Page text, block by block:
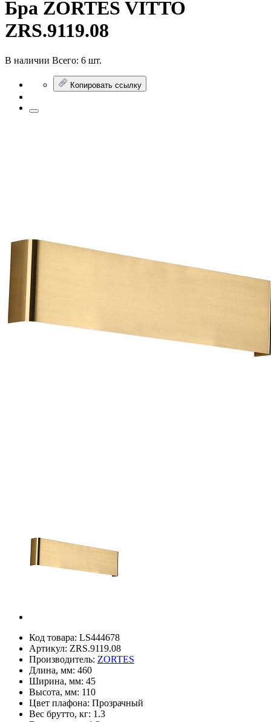
Бра ZORTES VITTO
ZRS.9119.08
В наличии Всего: 6 шт.
Копировать ссылку
Код товара: LS444678
Артикул: ZRS.9119.08
Производитель: ZORTES
Длина, мм: 460
Ширина, мм: 45
Высота, мм: 110
Цвет плафона: Прозрачный
Вес брутто, кг: 1.3